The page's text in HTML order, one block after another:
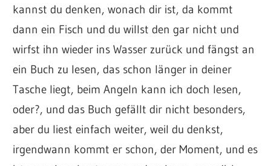
kannst du denken, wonach dir ist, da kommt
dann ein Fisch und du willst den gar nicht und
wirfst ihn wieder ins Wasser zurück und fängst an
ein Buch zu lesen, das schon länger in deiner
Tasche liegt, beim Angeln kann ich doch lesen,
oder?, und das Buch gefällt dir nicht besonders,
aber du liest einfach weiter, weil du denkst,
irgendwann kommt er schon, der Moment, und es